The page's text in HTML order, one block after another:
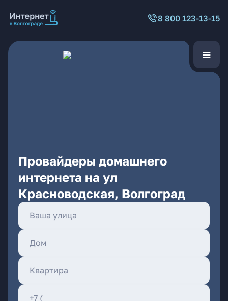
8 800 123-13-15
Провайдеры домашнего
интернета на ул
Красноводская, Волгоград